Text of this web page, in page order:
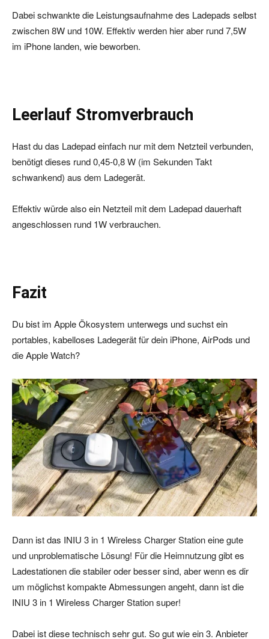
Dabei schwankte die Leistungsaufnahme des Ladepads selbst
zwischen 8W und 10W. Effektiv werden hier aber rund 7,5W
im iPhone landen, wie beworben.
Leerlauf Stromverbrauch
Hast du das Ladepad einfach nur mit dem Netzteil verbunden,
benötigt dieses rund 0,45-0,8 W (im Sekunden Takt
schwankend) aus dem Ladegerät.
Effektiv würde also ein Netzteil mit dem Ladepad dauerhaft
angeschlossen rund 1W verbrauchen.
Fazit
Du bist im Apple Ökosystem unterwegs und suchst ein
portables, kabelloses Ladegerät für dein iPhone, AirPods und
die Apple Watch?
Dann ist das INIU 3 in 1 Wireless Charger Station eine gute
und unproblematische Lösung! Für die Heimnutzung gibt es
Ladestationen die stabiler oder besser sind, aber wenn es dir
um möglichst kompakte Abmessungen angeht, dann ist die
INIU 3 in 1 Wireless Charger Station super!
Dabei ist diese technisch sehr gut. So gut wie ein 3. Anbieter